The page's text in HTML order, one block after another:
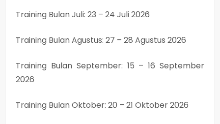
Training Bulan Juli: 23 – 24 Juli 2026
Training Bulan Agustus: 27 – 28 Agustus 2026
Training Bulan September: 15 – 16 September
2026
Training Bulan Oktober: 20 – 21 Oktober 2026